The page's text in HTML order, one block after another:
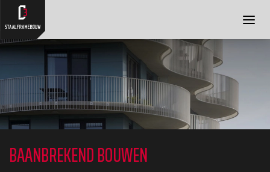
OVER ONS
DIENSTEN
PROJECTEN
BLOG
FAQ
BAANBREKEND BOUWEN